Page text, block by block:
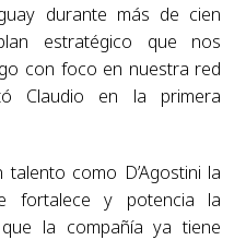
durante más de cien
estratégico que nos
con foco en nuestra red
Claudio en la primera
como D’Agostini la
fortalece y potencia la
la compañía ya tiene